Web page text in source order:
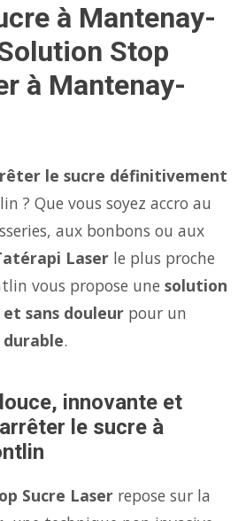
à Mantenay-
Stop
à Mantenay-
le sucre définitivement
? Que vous soyez accro au
aux bonbons ou aux
Laser le plus proche
vous propose une solution
sans douleur pour un
durable.
innovante et
le sucre à
Sucre Laser repose sur la